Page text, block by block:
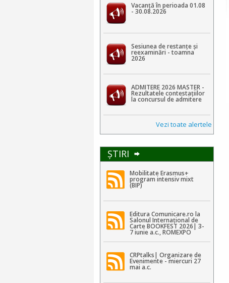
Vacanță în perioada 01.08
- 30.08.2026
Sesiunea de restanțe și
reexaminări - toamna
2026
ADMITERE 2026 MASTER -
Rezultatele contestaţiilor
la concursul de admitere
Vezi toate alertele
ŞTIRI
Mobilitate Erasmus+
program intensiv mixt
(BIP)
Editura Comunicare.ro la
Salonul Internațional de
Carte BOOKFEST 2026| 3-
7 iunie a.c., ROMEXPO
CRPtalks| Organizare de
Evenimente - miercuri 27
mai a.c.